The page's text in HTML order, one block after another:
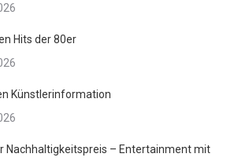
Hits der 80er
Künstlerinformation
Nachhaltigkeitspreis – Entertainment mit